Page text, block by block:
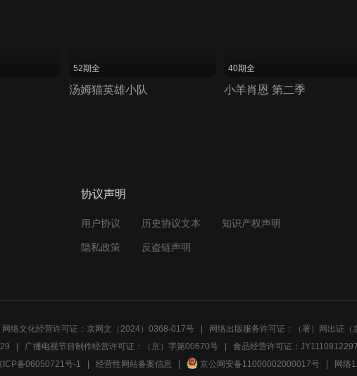
52期全
汤姆猫英雄小队
40期全
小羊肖恩 第二季
协议声明
用户协议 历史协议文本 知识产权声明
隐私政策 反盗链声明
网络文化经营许可证：京网文（2024）0368-017号
网络出版服务许可证：（署）网出证（
广播电视节目制作经营许可证：（京）字第00670号
食品经营许可证：
ICP备06050721号-1 经营性网站备案信息 京公网安备11000002000017号 网络